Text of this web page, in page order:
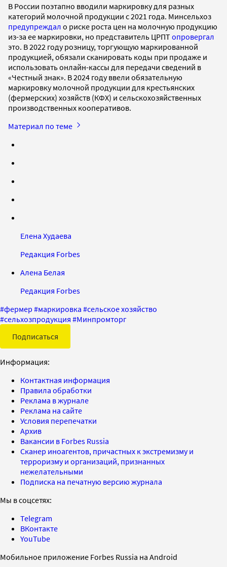
В России поэтапно вводили маркировку для разных
категорий молочной продукции с 2021 года. Минсельхоз
предупреждал о риске роста цен на молочную продукцию
из-за ее маркировки, но представитель ЦРПТопровергал
это. В 2022 году розницу, торгующую маркированной
продукцией, обязали сканировать коды при продаже и
использовать онлайн-кассы для передачи сведений в
«Честный знак». В 2024 году ввели обязательную
маркировку молочной продукции для крестьянских
(фермерских) хозяйств (КФХ) и сельскохозяйственных
производственных кооперативов.
Материал по теме
Елена Худаева
Редакция Forbes
Алена Белая
Редакция Forbes
#фермер #маркировка #сельское хозяйство
#сельхозпродукция #Минпромторг
Подписаться
Информация:
Контактная информация
Правила обработки
Реклама в журнале
Реклама на сайте
Условия перепечатки
Архив
Вакансии в Forbes Russia
Сканер иноагентов, причастных к экстремизму и
терроризму и организаций, признанных
нежелательными
Подписка на печатную версию журнала
Мы в соцсетях:
Telegram
ВКонтакте
YouTube
Мобильное приложение Forbes Russia на Android